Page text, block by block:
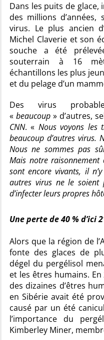
Dans les puits de
des millions
virus. Le plus ancien
Michel Claverie et son
souche a été
souterrain à 16
échantillons les plus
et du pelage d’un
Des virus
« beaucoup» d’autres,
CNN. « Nous voyons les
beaucoup d’autres virus.
Nous ne sommes pas
Mais notre
sont encore vivants, il
autres virus ne le soient
d’infecter leurs propres
Une perte de 40 % d’ici
Alors que la région de
fonte des glaces de
dégel du pergélisol
et les êtres humains.
des dizaines d’êtres
en Sibérie avait été
causé par un été
l’importance du
Kimberley Miner,